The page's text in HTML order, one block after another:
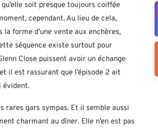
soit presque toujours coiffée
cependant. Au lieu de cela,
forme d’une vente aux enchères,
séquence existe surtout pour
Close puissent avoir un échange
il est rassurant que l’épisode 2 ait
évident.
rares gars sympas. Et il semble aussi
charmant au dîner. Elle n’en est pas